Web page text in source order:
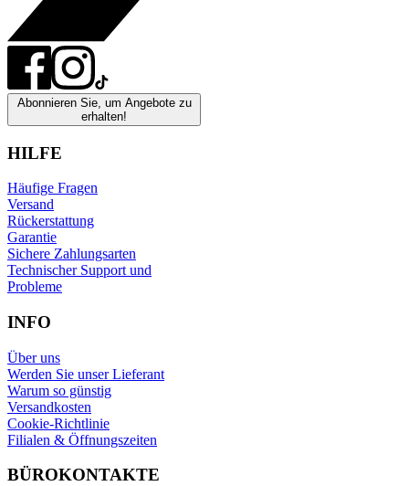
Abonnieren Sie, um Angebote zu
erhalten!
HILFE
Häufige Fragen
Versand
Rückerstattung
Garantie
Sichere Zahlungsarten
Technischer Support und
Probleme
INFO
Über uns
Werden Sie unser Lieferant
Warum so günstig
Versandkosten
Cookie-Richtlinie
Filialen & Öffnungszeiten
BÜROKONTAKTE